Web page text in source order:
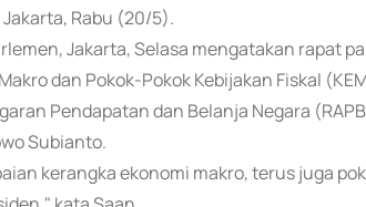
Rabu (20/5).
Jakarta, Selasa mengatakan rapat
dan Pokok-Pokok Kebijakan Fiskal
Pendapatan dan Belanja Negara
Subianto.
kerangka ekonomi makro, terus juga